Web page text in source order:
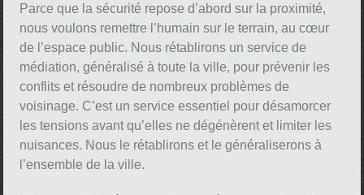
Parce que la sécurité repose d’abord sur la proximité,
nous voulons remettre l’humain sur le terrain, au cœur
de l’espace public. Nous rétablirons un service de
médiation, généralisé à toute la ville, pour prévenir les
conflits et résoudre de nombreux problèmes de
voisinage. C’est un service essentiel pour désamorcer
les tensions avant qu’elles ne dégénèrent et limiter les
nuisances. Nous le rétablirons et le généraliserons à
l’ensemble de la ville.